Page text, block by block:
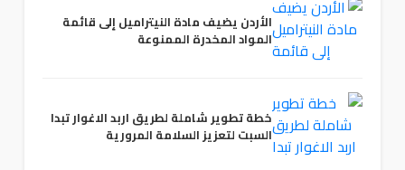
الأردن يضيف مادة النيتراميل إلى قائمة
المواد المخدرة الممنوعة
خطة تطوير شاملة لطريق اربد الاغوار تبدا
السبت لتعزيز السلامة المرورية